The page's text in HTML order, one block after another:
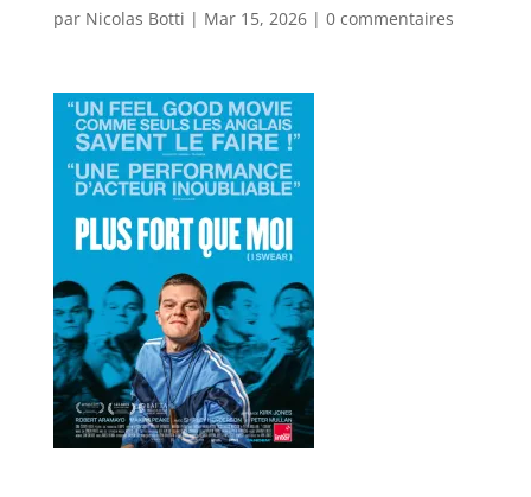
par Nicolas Botti | Mar 15, 2026| 0 commentaires